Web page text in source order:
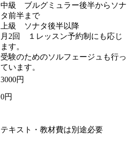
中級 ブルグミュラー後半からソナ
タ前半まで
上級 ソナタ後半以降
月2回 １レッスン予約制にも応じ
ます。
受験のためのソルフェージュも行っ
ています。
3000円
0円
テキスト・教材費は別途必要